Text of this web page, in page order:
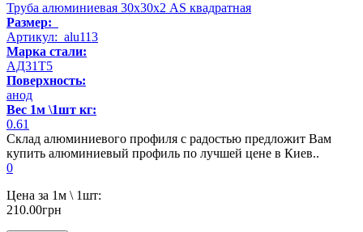
Труба алюминиевая 30х30х2 AS квадратная
Размер:
Артикул: alu113
Марка стали:
АД31Т5
Поверхность:
анод
Вес 1м \1шт кг:
0.61
Склад алюминиевого профиля с радостью предложит Вам
купить алюминиевый профиль по лучшей цене в Киев..
0
Цена за 1м \ 1шт:
210.00грн